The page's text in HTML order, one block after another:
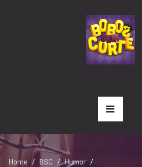
Home BSC
Humor